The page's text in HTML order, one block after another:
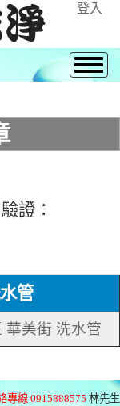
登入
證：
管
華美街 洗水管
專線 0915888575 林先生